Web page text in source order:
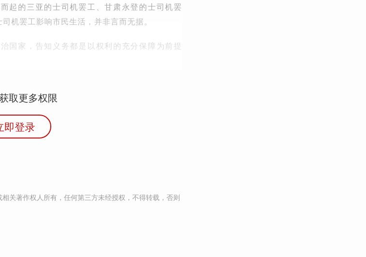
起的三亚的士司机罢工、甘肃永登的士司机罢
机罢工影响市民生活，并非言而无据。
国家，告知义务都是以权利的充分保障为前提
取更多权限
即登录
关著作权人所有，任何第三方未经授权，不得转载，否则